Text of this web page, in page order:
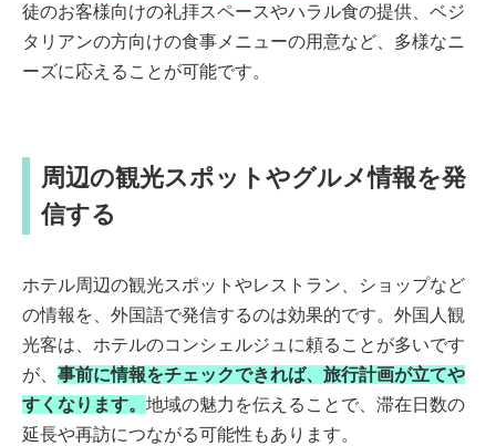
徒のお客様向けの礼拝スペースやハラル食の提供、ベジ
タリアンの方向けの食事メニューの用意など、多様なニ
ーズに応えることが可能です。
周辺の観光スポットやグルメ情報を発
信する
ホテル周辺の観光スポットやレストラン、ショップなど
の情報を、外国語で発信するのは効果的です。外国人観
光客は、ホテルのコンシェルジュに頼ることが多いです
が、 事前に情報をチェックできれば、旅行計画が立てや
すくなります。 地域の魅力を伝えることで、滞在日数の
延長や再訪につながる可能性もあります。